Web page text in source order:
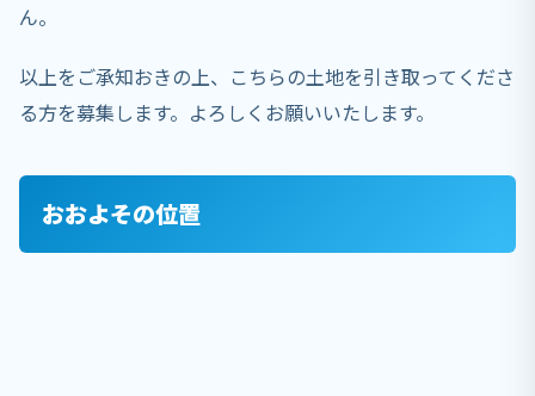
ん。
以上をご承知おきの上、こちらの土地を引き取ってくださ
る方を募集します。よろしくお願いいたします。
おおよその位置